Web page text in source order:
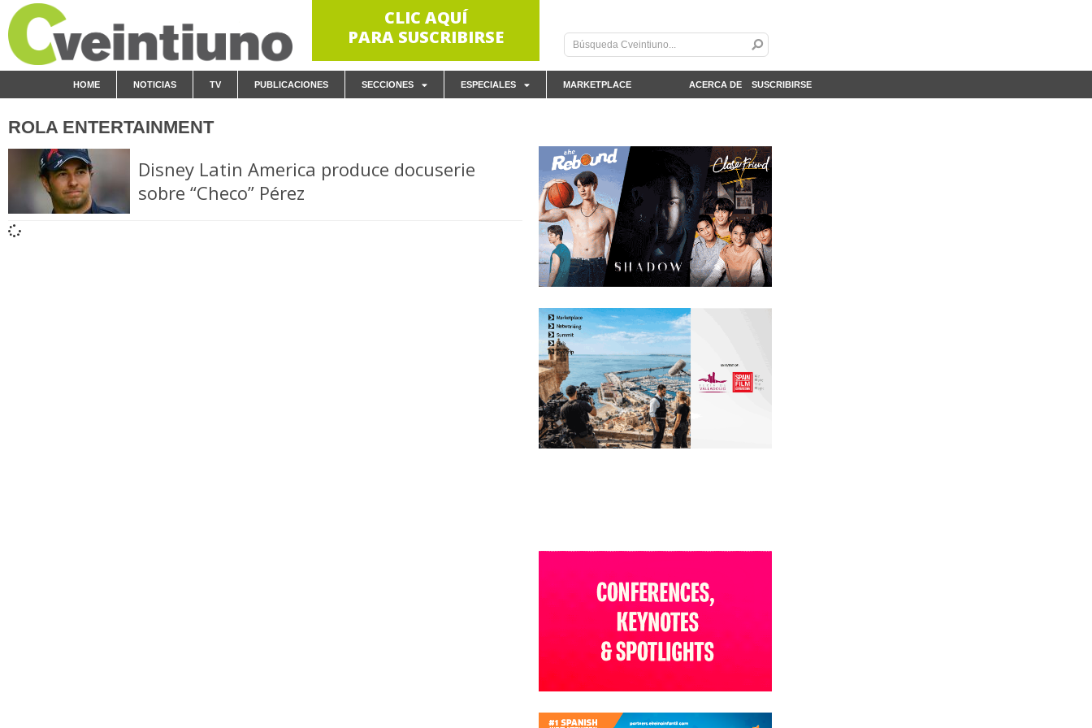
CLIC AQUÍ
PARA SUSCRIBIRSE
ACERCA DE
HOME NOTICIAS TV PUBLICACIONES SECCIONES ESPECIALES MARKETPLACE SUSCRIBIRSE
ROLA ENTERTAINMENT
Disney Latin America produce docuserie
sobre “Checo” Pérez